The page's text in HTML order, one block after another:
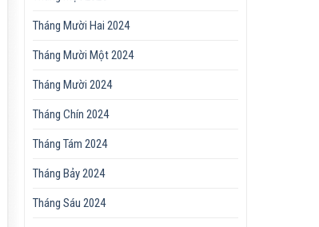
Tháng Mười Hai 2024
Tháng Mười Một 2024
Tháng Mười 2024
Tháng Chín 2024
Tháng Tám 2024
Tháng Bảy 2024
Tháng Sáu 2024